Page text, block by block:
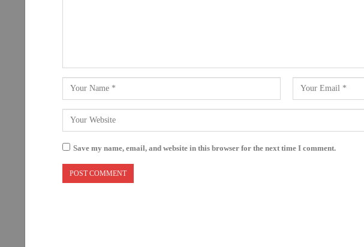
Save my name, email, and website in this browser for the next time I comment.